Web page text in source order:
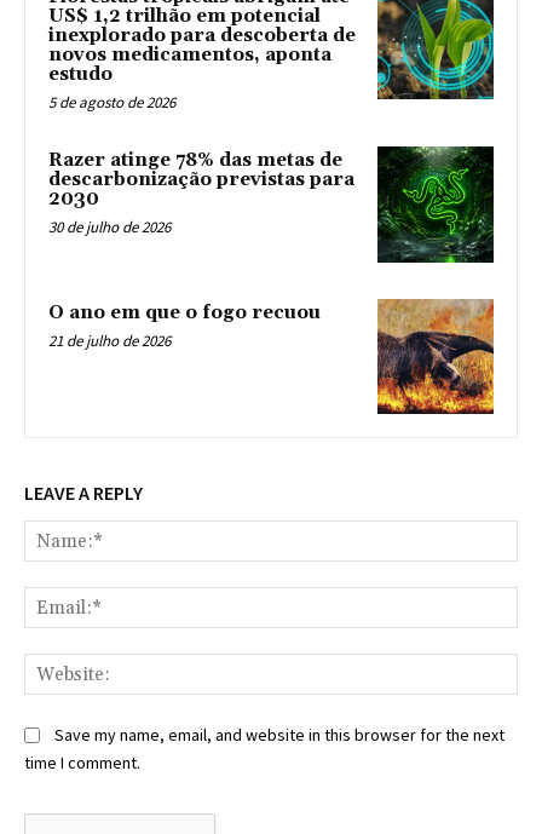
US$ 1,2 trilhão em potencial
inexplorado para descoberta de
novos medicamentos, aponta
estudo
5 de agosto de 2026
Razer atinge 78% das metas de
descarbonização previstas para
2030
30 de julho de 2026
O ano em que o fogo recuou
21 de julho de 2026
LEAVE A REPLY
Save my name, email, and website in this browser for the next
time I comment.